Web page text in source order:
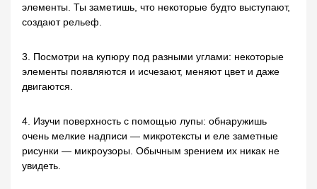
элементы. Ты заметишь, что некоторые будто выступают,
создают рельеф.
3. Посмотри на купюру под разными углами: некоторые
элементы появляются и исчезают, меняют цвет и даже
двигаются.
4. Изучи поверхность с помощью лупы: обнаружишь
очень мелкие надписи — микротексты и еле заметные
рисунки — микроузоры. Обычным зрением их никак не
увидеть.